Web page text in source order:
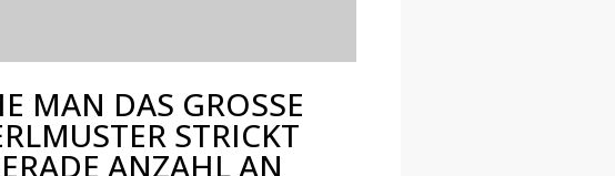
MAN DAS GROSSE
STRICKT
ANZAHL AN